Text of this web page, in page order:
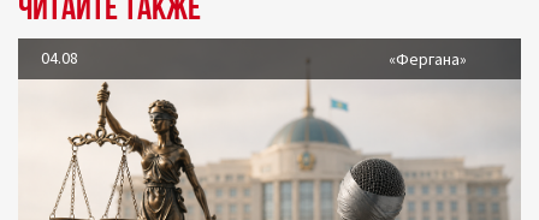
04.08 «Фергана»